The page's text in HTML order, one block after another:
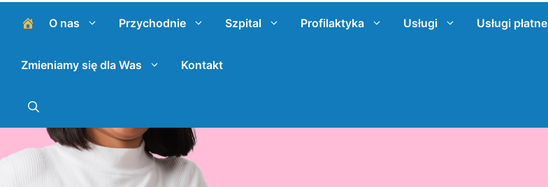
O nas Przychodnie Szpital Profilaktyka Usługi Usługi płatne
Zmieniamy się dla Was Kontakt